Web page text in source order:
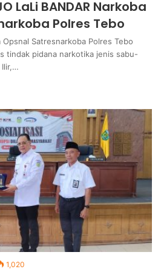
LaLi BANDAR Narkoba
Polres Tebo
Opsnal Satresnarkoba Polres Tebo
tindak pidana narkotika jenis sabu-
Ilir,…
1,020